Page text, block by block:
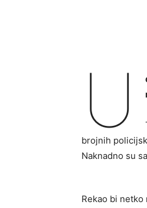
U
brojnih
Naknadno su
Rekao bi